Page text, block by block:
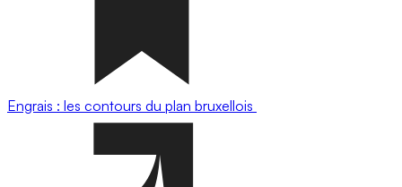
Engrais : les contours du plan bruxellois